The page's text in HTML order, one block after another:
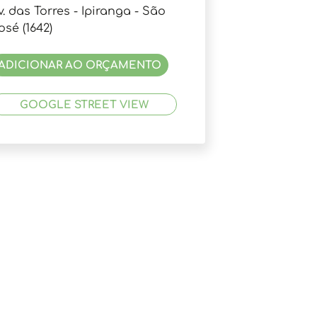
das Torres - Ipiranga - São
(1642)
AO ORÇAMENTO
GOOGLE STREET VIEW